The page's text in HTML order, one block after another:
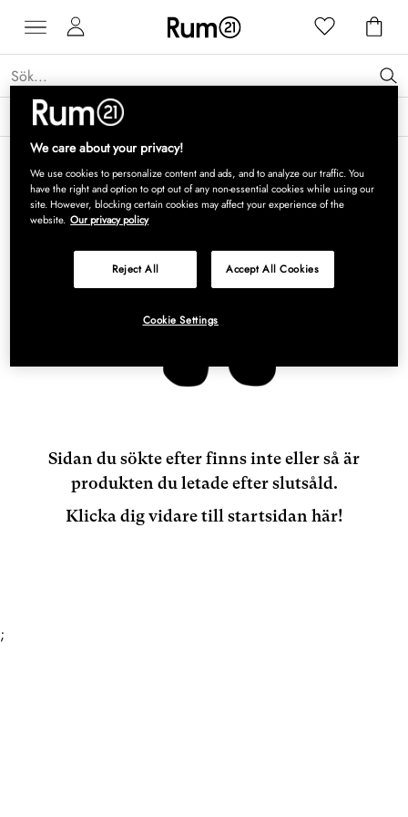
Få 15 % rabatt på Grythyttan Stålmöbler* →
Sidan du sökte efter finns inte eller så är
produkten du letade efter slutsåld.
Klicka dig vidare till startsidan här!
;
We care about your privacy!
We use cookies to personalize content and ads, and to analyze our traffic. You
have the right and option to opt out of any non-essential cookies while using our
site. However, blocking certain cookies may affect your experience of the
website. Our privacy policy
Reject All Accept All Cookies
Cookie Settings